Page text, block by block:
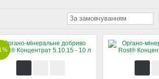
За замовчуванням